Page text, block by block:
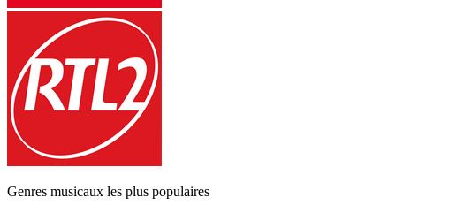
Genres musicaux les plus populaires